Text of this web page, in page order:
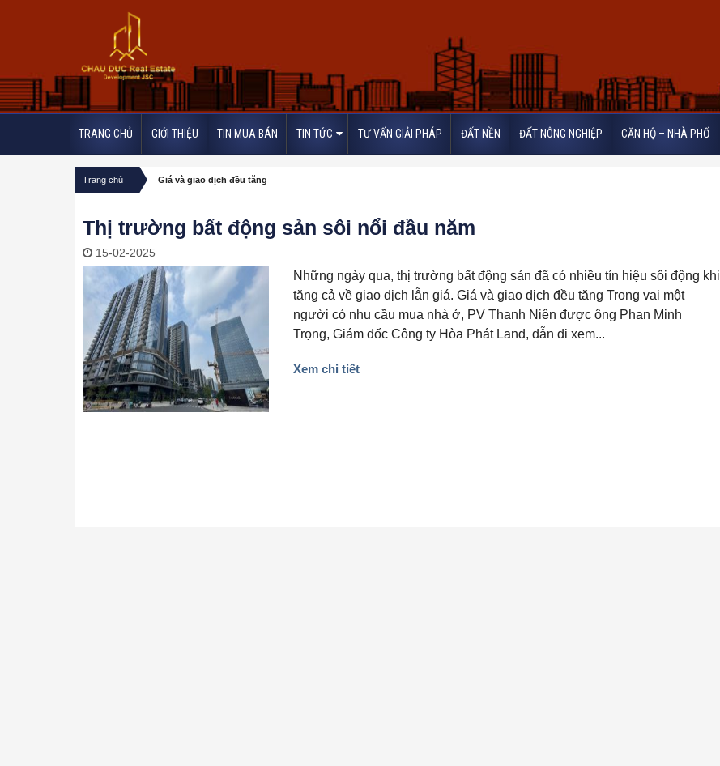
TRANG CHỦ GIỚI THIỆU TIN MUA BÁN TIN TỨC TƯ VẤN GIẢI PHÁP ĐẤT NỀN ĐẤT NÔNG NGHIỆP CĂN HỘ – NHÀ PHỐ
Trang chủ
Giá và giao dịch đều tăng
Thị trường bất động sản sôi nổi đầu năm
15-02-2025
Những ngày qua, thị trường bất động sản đã có nhiều tín hiệu sôi động khi
tăng cả về giao dịch lẫn giá. Giá và giao dịch đều tăng Trong vai một
người có nhu cầu mua nhà ở, PV Thanh Niên được ông Phan Minh
Trọng, Giám đốc Công ty Hòa Phát Land, dẫn đi xem...
Xem chi tiết